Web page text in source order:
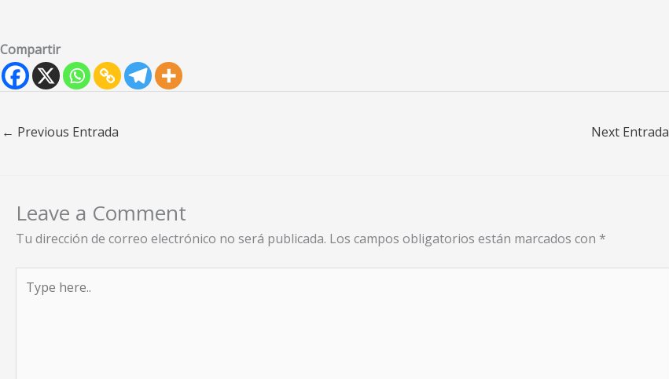
Compartir
← Previous Entrada Next Entrada
Leave a Comment
Tu dirección de correo electrónico no será publicada. Los campos obligatorios están marcados con *
here..